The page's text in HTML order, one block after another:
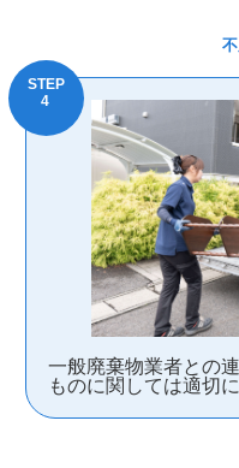
一般廃棄物業者との
ものに関しては適切